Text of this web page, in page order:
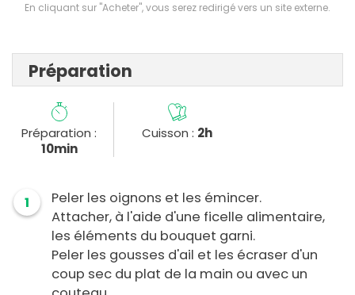
En cliquant sur "Acheter", vous serez redirigé vers un site externe.
Préparation
Préparation :
10min
Cuisson : 2h
1
Peler les oignons et les émincer.
Attacher, à l'aide d'une ficelle alimentaire,
les éléments du bouquet garni.
Peler les gousses d'ail et les écraser d'un
coup sec du plat de la main ou avec un